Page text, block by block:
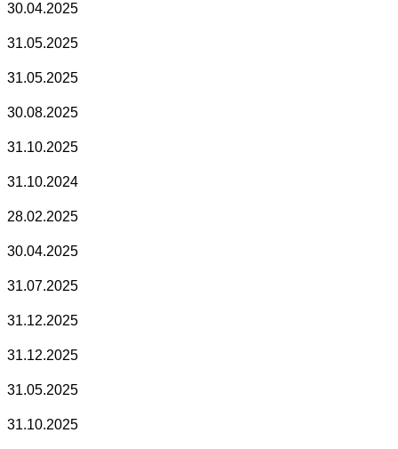
30.04.2025
31.05.2025
31.05.2025
30.08.2025
31.10.2025
31.10.2024
28.02.2025
30.04.2025
31.07.2025
31.12.2025
31.12.2025
31.05.2025
31.10.2025